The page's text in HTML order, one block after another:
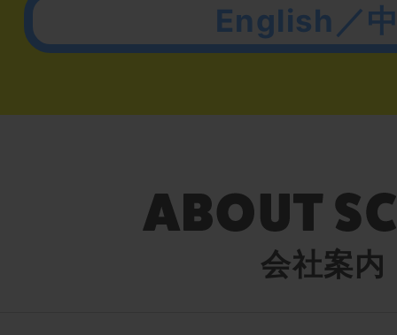
English／
会社案内